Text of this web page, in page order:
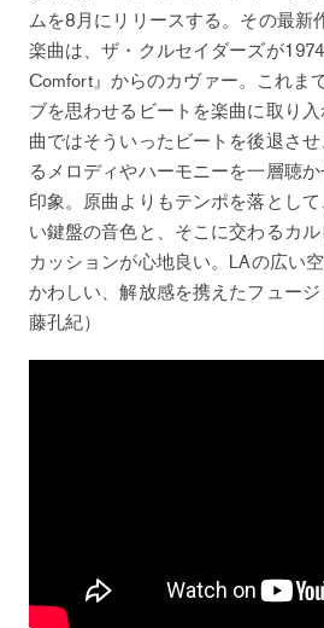
ムを8月にリリースする。その最新
楽曲は、ザ・クルセイダーズが
Comfort』からのカヴァー。これま
ブを思わせるビートを楽曲に取り
曲ではそういったビートを後退さ
るメロディやハーモニーを一層聴
印象。原曲よりもテンポを落として
い鍵盤の音色と、そこに交わるカ
カッションが心地良い。LAの広い
かわしい、解放感を携えたフュー
藤孔紀）